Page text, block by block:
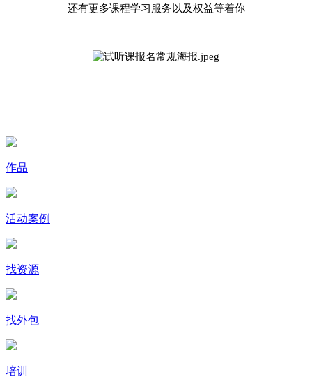
还有更多课程学习服务以及权益等着你
作品
活动案例
找资源
找外包
培训